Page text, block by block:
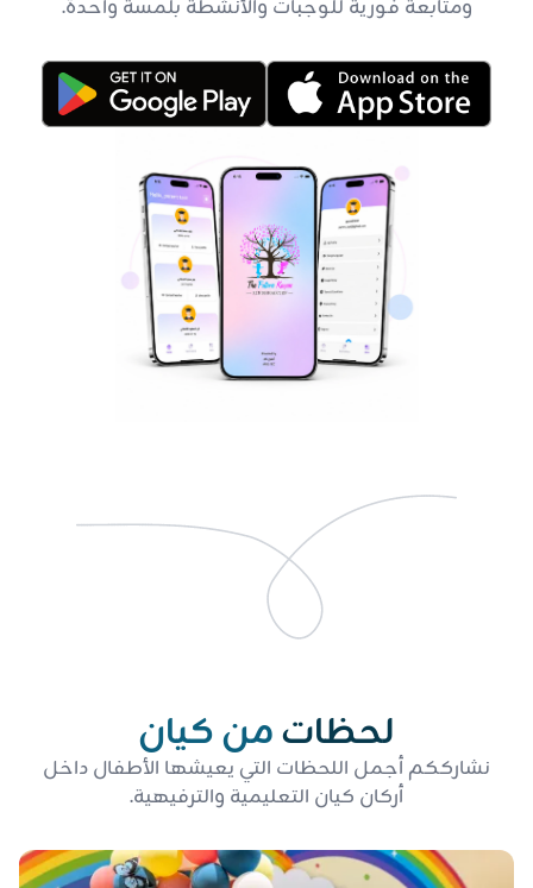
ومتابعة فورية للوجبات والأنشطة بلمسة واحدة.
لحظاتمن كيان
نشارككم أجمل اللحظات التي يعيشها الأطفال داخل
أركان كيان التعليمية والترفيهية.